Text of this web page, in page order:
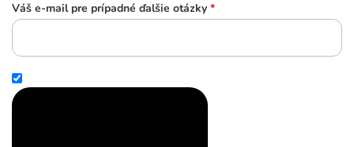
Váš e-mail pre prípadné ďalšie otázky *